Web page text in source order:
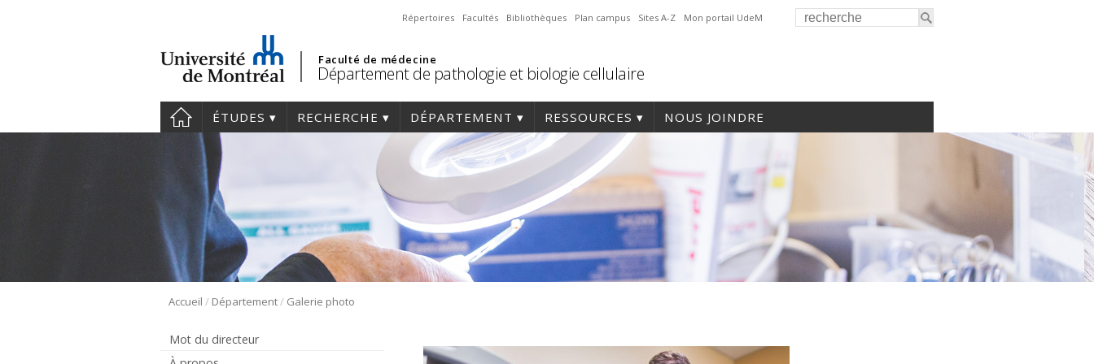
Répertoires Facultés Bibliothèques Plan campus Sites A-Z Mon portail UdeM
Faculté de médecine
Département de pathologie et biologie cellulaire
ÉTUDES RECHERCHE DÉPARTEMENT RESSOURCES NOUS JOINDRE
Accueil / Département/ Galerie photo
Mot du directeur